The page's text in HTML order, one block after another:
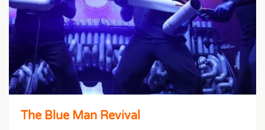
The Blue Man Revival